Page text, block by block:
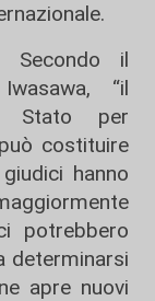
il
“il
Stato per
costituire
hanno
potrebbero
determinarsi
apre nuovi